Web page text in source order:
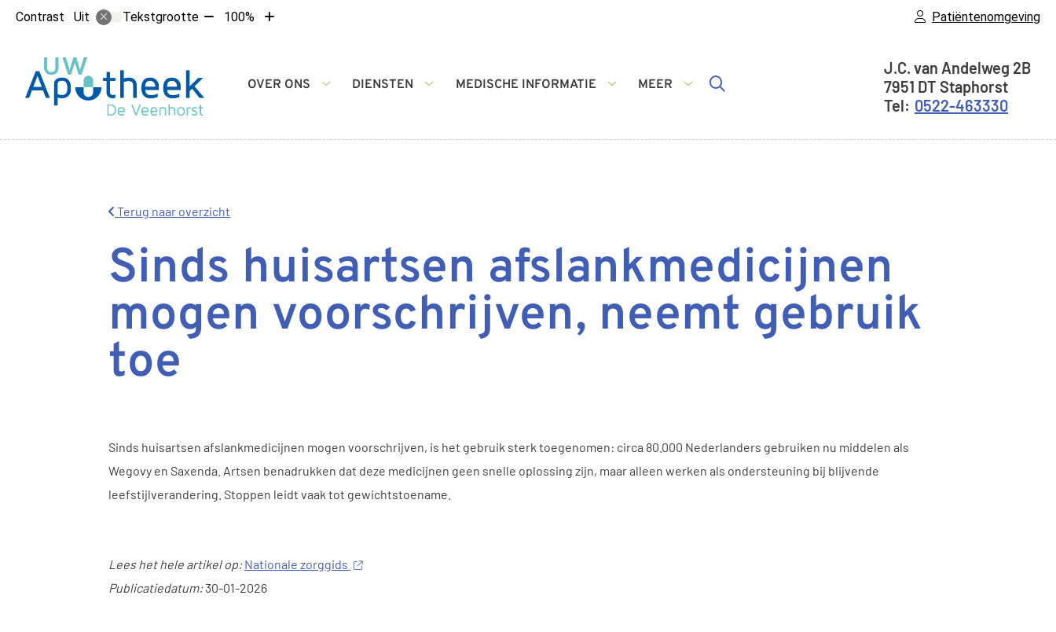
Contrast Uit Tekstgrootte Tekst100%
Tekst
Patiëntenomgeving
Hoofdmenu
OVER ONS
DIENSTEN
MEDISCHE INFORMATIE
MEER
Adresgegevens
J.C. van Andelweg 2B
7951 DT Staphorst
0522-463330
Terug naar overzicht
Sinds huisartsen afslankmedicijnen
mogen voorschrijven, neemt gebruik
toe
Sinds huisartsen afslankmedicijnen mogen voorschrijven, is het gebruik sterk toegenomen: circa 80.000 Nederlanders gebruiken nu middelen als
Wegovy en Saxenda. Artsen benadrukken dat deze medicijnen geen snelle oplossing zijn, maar alleen werken als ondersteuning bij blijvende
leefstijlverandering. Stoppen leidt vaak tot gewichtstoename.
Lees het hele artikel op: Nationale zorggids
Publicatiedatum:30-01-2026